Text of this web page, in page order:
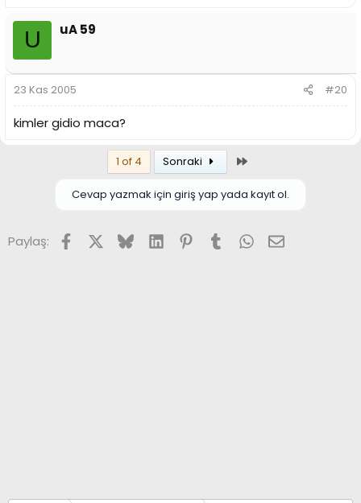
U uA 59
23 Kas 2005 #20
kimler gidio maca?
1 of 4 Sonraki
Cevap yazmak için giriş yap yada kayıt ol.
Paylaş: FacebookX (Twitter)
BlueskyLinkedInPinterest
TumblrWhatsApp
E-posta